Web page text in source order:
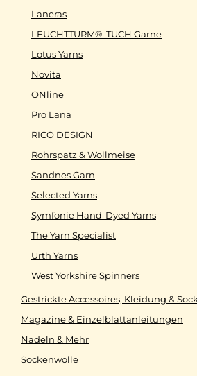
Laneras
LEUCHTTURM®-TUCH Garne
Lotus Yarns
Novita
ONline
Pro Lana
RICO DESIGN
Rohrspatz & Wollmeise
Sandnes Garn
Selected Yarns
Symfonie Hand-Dyed Yarns
The Yarn Specialist
Urth Yarns
West Yorkshire Spinners
Gestrickte Accessoires, Kleidung &
Magazine & Einzelblattanleitungen
Nadeln & Mehr
Sockenwolle